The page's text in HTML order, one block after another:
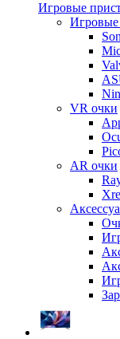
Игровые
Игровые
VR очки
AR очки